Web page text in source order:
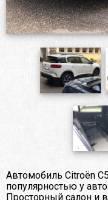
Автомобиль Citroën
популярностью у
Просторный салон и